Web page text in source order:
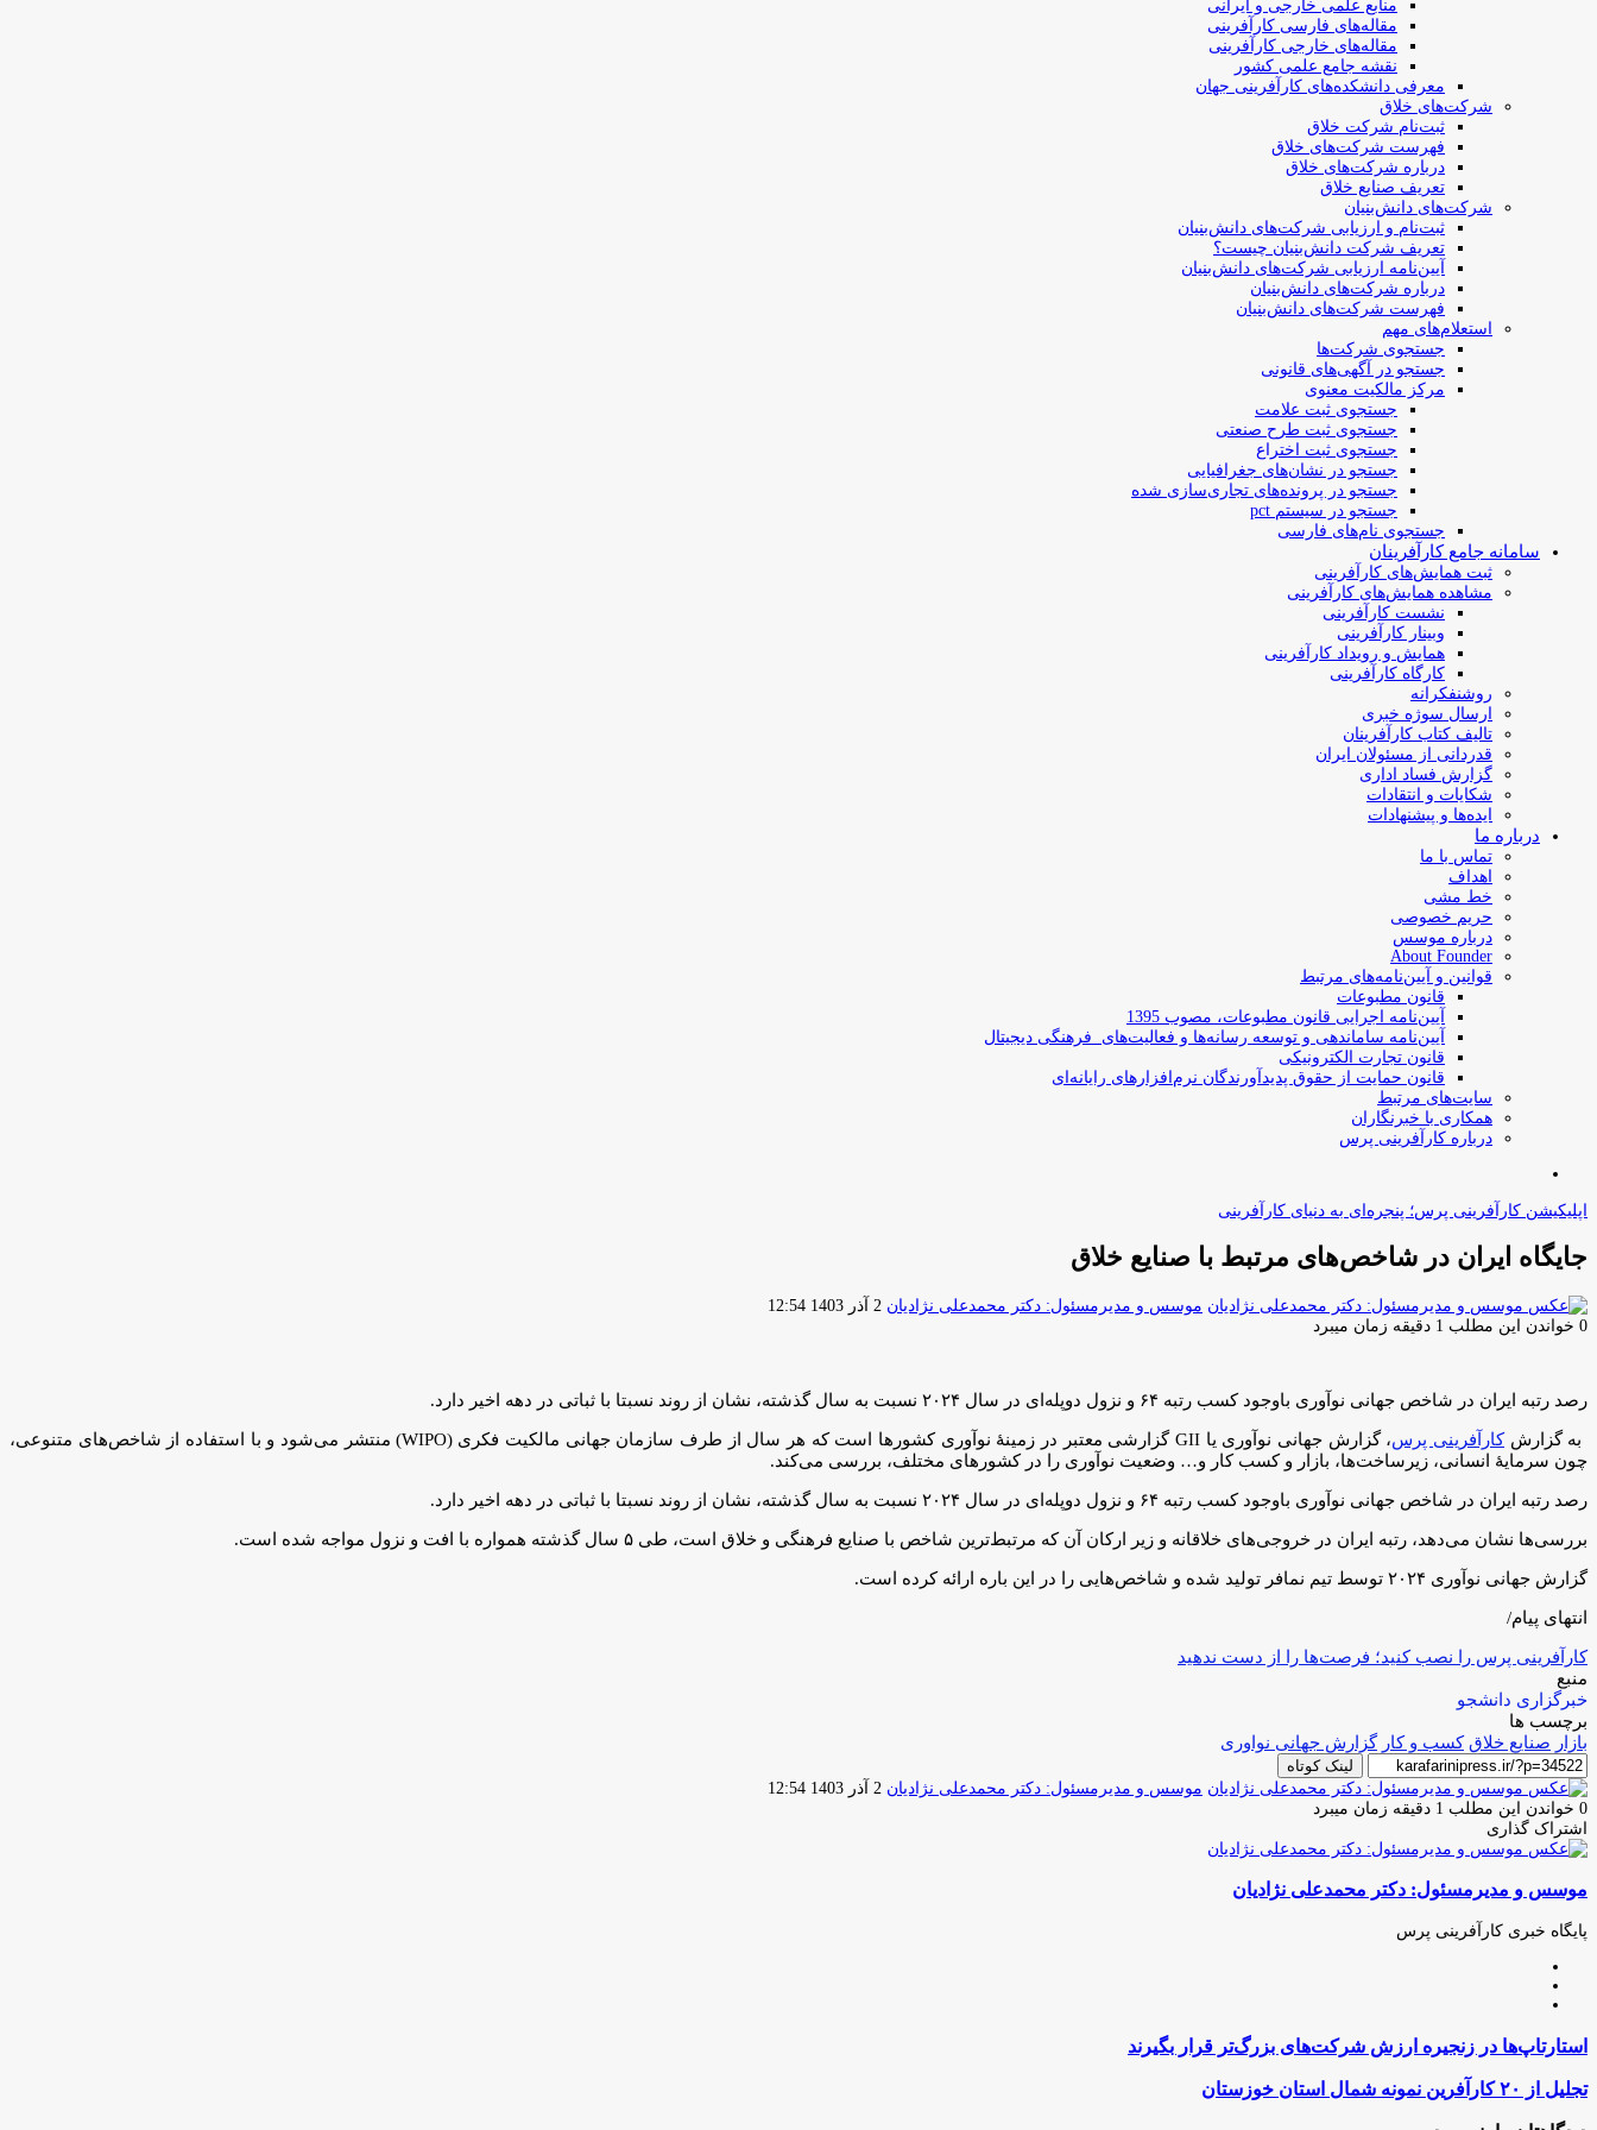
منابع علمی خارجی و ایرانی
مقاله‌های فارسی کارآفرینی
مقاله‌های خارجی کارآفرینی
نقشه جامع علمی کشور
معرفی دانشکده‌های کارآفرینی جهان
شرکت‌های خلاق
ثبت‌نام شرکت خلاق
فهرست شرکت‌های خلاق
درباره شرکت‌های خلاق
تعریف صنایع خلاق
شرکت‌های دانش‌بنیان
ثبت‌نام و ارزیابی شرکت‌های دانش‌بنیان
تعریف شرکت دانش‌بنیان چیست؟
آیین‌نامه ارزیابی شرکت‌های دانش‌بنیان
درباره شرکت‌های دانش‌بنیان
فهرست شرکت‌های دانش‌بنیان
استعلام‌های مهم
جستجوی شرکت‌ها
جستجو در آگهی‌های قانونی
مرکز مالکیت معنوی
جستجوی ثبت علامت
جستجوی ثبت طرح صنعتی
جستجوی ثبت اختراع
جستجو در نشان‌های جغرافیایی
جستجو در پرونده‌های تجاری‌سازی شده
جستجو در سیستم pct
جستجوی نام‌های فارسی
سامانه جامع کارآفرینان
ثبت همایش‌های کارآفرینی
مشاهده همایش‌های کارآفرینی
نشست کارآفرینی
وبینار کارآفرینی
همایش و رویداد کارآفرینی
کارگاه کارآفرینی
روشنفکرانه
ارسال سوژه‌ خبری
تالیف کتاب کارآفرینان
قدردانی از مسئولان ایران
گزارش فساد اداری
شکایات و انتقادات
ایده‌ها و پیشنهادات
درباره ما
تماس با ما
اهداف
خط مشی
حریم خصوصی
درباره موسس
About Founder
قوانین و آیین‌نامه‌های مرتبط
‌قانون مطبوعات
آیین‌نامه اجرایی قانون مطبوعات، مصوب 1395
آیین‌نامه سامان­دهی و توسعه رسانه­‌ها و فعالیت‌­های فرهنگی دیجیتال
قانون تجارت الکترونیکی
قانون حمایت از حقوق پدیدآورندگان نرم‌افزارهای رایانه‌ای
سایت‌های مرتبط
همکاری با خبرنگاران
درباره کارآفرینی پرس
اپلیکیشن کارآفرینی پرس؛ پنجره‌ای به دنیای کارآفرینی
جایگاه‌ ایران در شاخص‌های مرتبط با صنایع خلاق
موسس و مدیرمسئول: دکتر محمدعلی نژادیان ارسال
2 آذر 1403 12:54
0 خواندن این مطلب 1 دقیقه زمان میبرد
رصد رتبه ایران در شاخص جهانی نوآوری باوجود کسب رتبه ۶۴ و نزول دوپله‌ای در سال ۲۰۲۴ نسبت به سال گذشته، نشان از روند نسبتا با ثباتی در دهه اخیر دارد.
به گزارشکارآفرینی پرس
، گزارش جهانی نوآوری یا GII گزارشی معتبر در زمینهٔ نوآوری کشورها است که هر سال از طرف سازمان جهانی مالکیت فکری (WIPO) منتشر می‌شود و با استفاده از شاخص‌های متنوعی،
چون سرمایهٔ انسانی، زیرساخت‌ها، بازار و کسب کار و… وضعیت نوآوری را در کشور‌های مختلف، بررسی می‌کند.
رصد رتبه ایران در شاخص جهانی نوآوری باوجود کسب رتبه ۶۴ و نزول دوپله‌ای در سال ۲۰۲۴ نسبت به سال گذشته، نشان از روند نسبتا با ثباتی در دهه اخیر دارد.
بررسی‌ها نشان می‌دهد، رتبه ایران در خروجی‌های خلاقانه و زیر ارکان آن که مرتبط‌‌‌ترین شاخص با صنایع فرهنگی و خلاق است، طی ۵ سال گذشته همواره با افت و نزول مواجه شده است.
گزارش جهانی نوآوری ۲۰۲۴ توسط تیم نمافر تولید شده و شاخص‌هایی را در این باره ارائه کرده است.
انتهای پیام/
کارآفرینی پرس را نصب کنید؛ فرصت‌ها را از دست ندهید
منبع
خبرگزاری دانشجو
برچسب ها
بازار صنایع خلاق کسب و کار گزارش جهانی نواوری
لینک کوتاه
موسس و مدیرمسئول: دکتر محمدعلی نژادیان ارسال
2 آذر 1403 12:54
0 خواندن این مطلب 1 دقیقه زمان میبرد
اشتراک گذاری
فیس
توئیتر
لینکدین
واتس
تلگرام
اشتراک
از
ایمیل
چاپ
موسس و مدیرمسئول: دکتر محمدعلی نژادیان
پایگاه خبری کارآفرینی پرس
استارتاپ‌ها
زنجیره
ارزش
شرکت‌های
استارتاپ‌ها در زنجیره ارزش شرکت‌های بزرگ‌تر قرار بگیرند
تجلیل
تجلیل از ۲۰ کارآفرین نمونه شمال استان خوزستان